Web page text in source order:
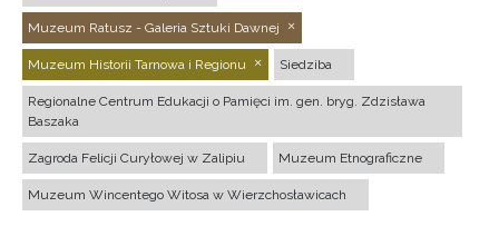
Muzeum Ratusz - Galeria Sztuki Dawnej
Muzeum Historii Tarnowa i Regionu Siedziba
Regionalne Centrum Edukacji o Pamięci im. gen. bryg. Zdzisława
Baszaka
Zagroda Felicji Curyłowej w Zalipiu Muzeum Etnograficzne
Muzeum Wincentego Witosa w Wierzchosławicach